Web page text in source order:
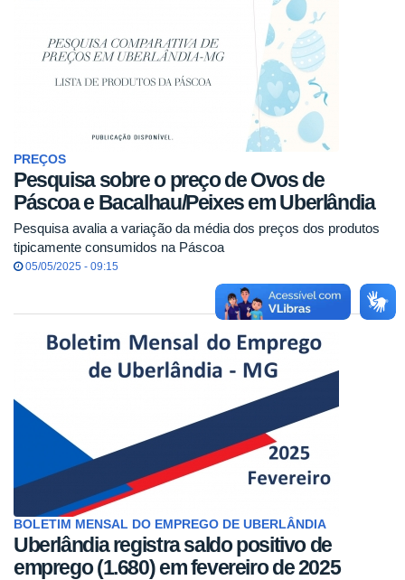
PREÇOS
Pesquisa sobre o preço de Ovos de
Páscoa e Bacalhau/Peixes em Uberlândia
Pesquisa avalia a variação da média dos preços dos produtos
tipicamente consumidos na Páscoa
05/05/2025 - 09:15
BOLETIM MENSAL DO EMPREGO DE UBERLÂNDIA
Uberlândia registra saldo positivo de
emprego (1.680) em fevereiro de 2025